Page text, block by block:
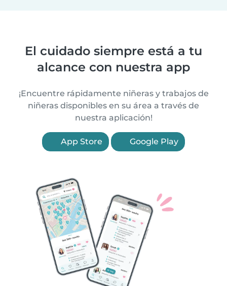
El cuidado siempre está a tu
alcance con nuestra app
¡Encuentre rápidamente niñeras y trabajos de
niñeras disponibles en su área a través de
nuestra aplicación!
App Store Google Play